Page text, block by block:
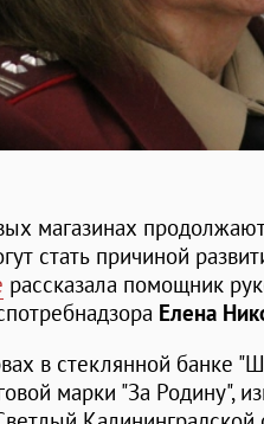
магазинах
стать причиной
рассказала помощник
Елена
в стеклянной банке
марки "За Родину",